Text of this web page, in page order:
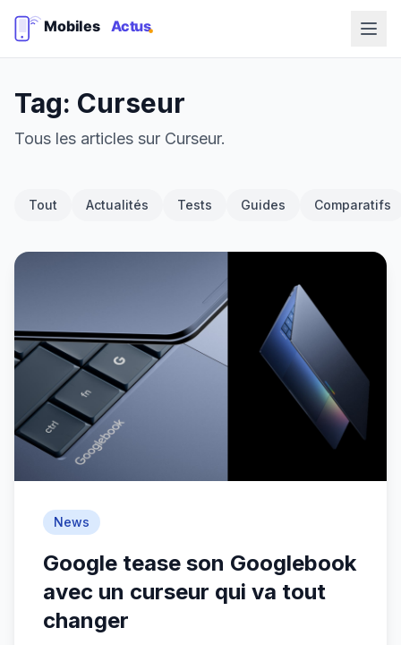
Tag: Curseur
Tous les articles sur Curseur.
Tout Actualités Tests Guides Comparatifs
News
Google tease son Googlebook
avec un curseur qui va tout
changer